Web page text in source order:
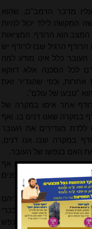
מדבר הרמב"ם, שהוא
המקשה לילד יכול להיות
המצב הוא הרודף. המציאות
הרגיל שבו לרודף יש
כלל אינו מודע למה
לכל הסכנה אלא דווקא
וכפי שהגדיר זאת
"טבעו של עולם".
אחר אימו במקרה של
במקרה שאנו דנים בו. ואף
מגדירים את העובר
במקרה שבו אנו דנים,
האם בנפשו של העובר.
האם במחיר חיי עוברה אף
לחלוטין שמביא ה'פנים
דרך מרגלותיה ששניהם
כמעשה דשבע בן בכרי
מושלך אליך דדחו נפש